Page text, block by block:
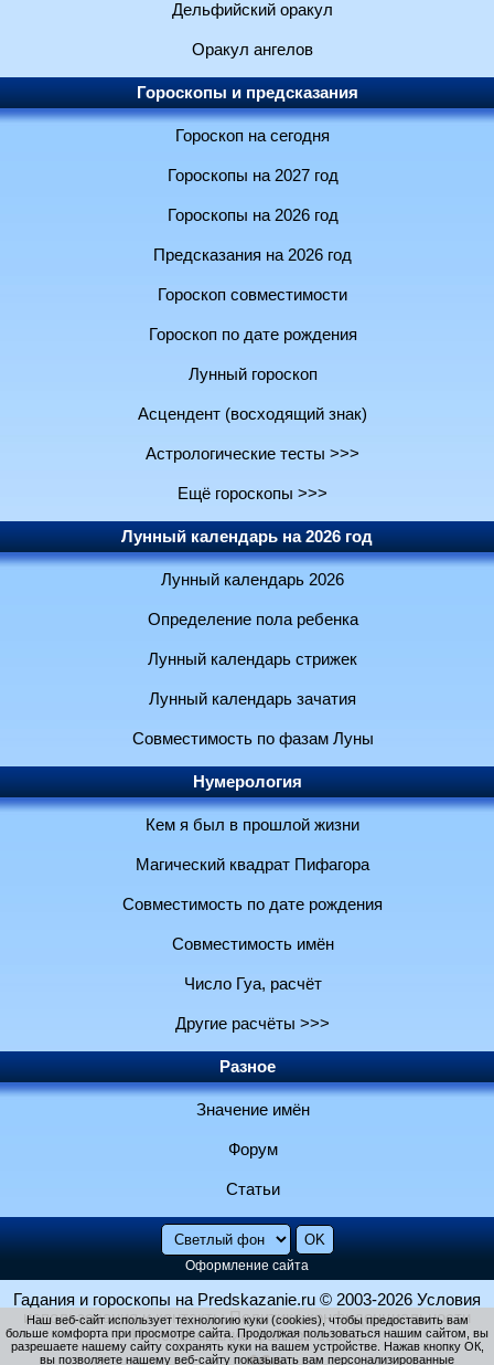
Дельфийский оракул
Оракул ангелов
Гороскопы и предсказания
Гороскоп на сегодня
Гороскопы на 2027 год
Гороскопы на 2026 год
Предсказания на 2026 год
Гороскоп совместимости
Гороскоп по дате рождения
Лунный гороскоп
Асцендент (восходящий знак)
Астрологические тесты >>>
Ещё гороскопы >>>
Лунный календарь на 2026 год
Лунный календарь 2026
Определение пола ребенка
Лунный календарь стрижек
Лунный календарь зачатия
Совместимость по фазам Луны
Нумерология
Кем я был в прошлой жизни
Магический квадрат Пифагора
Совместимость по дате рождения
Совместимость имён
Число Гуа, расчёт
Другие расчёты >>>
Разное
Значение имён
Форум
Статьи
Оформление сайта
Гадания и гороскопы на Predskazanie.ru © 2003-2026 Условия
использования и контакты Политика конфиденциальности
Использование файлов cookie
Наш веб-сайт использует технологию куки (cookies), чтобы предоставить вам
больше комфорта при просмотре сайта. Продолжая пользоваться нашим сайтом, вы
разрешаете нашему сайту сохранять куки на вашем устройстве. Нажав кнопку ОК,
вы позволяете нашему веб-сайту показывать вам персонализированные